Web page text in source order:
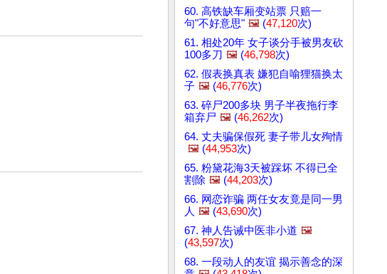
60. 高铁缺车厢变站票 只赔一
句"不好意思" 🖼️ (47,120次)
61. 相处20年 女子谈分手被男友砍
100多刀 🖼️ (46,798次)
62. 假表换真表 嫌犯自喻狸猫换太
子 🖼️ (46,776次)
63. 碎尸200多块 男子半夜拖行李
箱弃尸 🖼️ (46,262次)
64. 丈夫骗保假死 妻子带儿女殉情
🖼️ (44,953次)
65. 粉黛花海3天被踩坏 不得已全
割除 🖼️ (44,203次)
66. 网恋诈骗 两任女友竟是同一男
人 🖼️ (43,690次)
67. 神人告诫中医非小道 🖼️
(43,597次)
68. 一段动人的友谊 揭示善念的深